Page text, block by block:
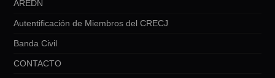
AREDN
Autentificación de Miembros del CRECJ
Banda Civil
CONTACTO